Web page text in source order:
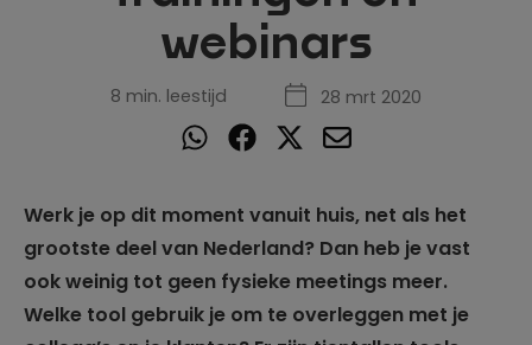
webinars
8 min. leestijd 28 mrt 2020
Werk je op dit moment vanuit huis, net als het
grootste deel van Nederland? Dan heb je vast
ook weinig tot geen fysieke meetings meer.
Welke tool gebruik je om te overleggen met je